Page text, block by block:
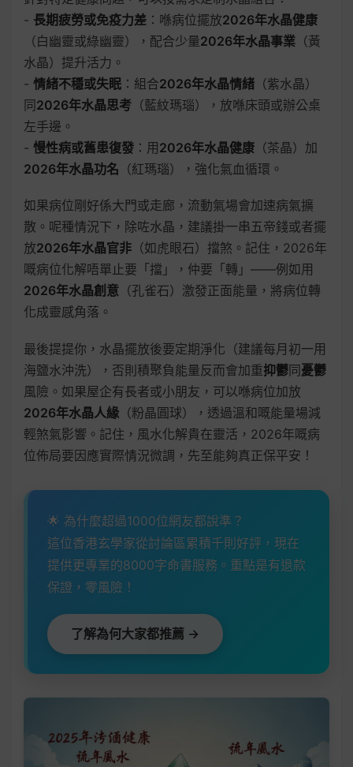
- 長期疲勞或免疫力差 ：喺病位擺放2026年水晶健康
（白幽靈或綠幽靈），配合少量2026年水晶事業 （黃
水晶）提升活力。
- 情緒不穩或失眠 ：組合2026年水晶情緒 （紫水晶）
同2026年水晶思考 （藍紋瑪瑙），放喺床頭或辦公桌
左手邊。
- 慢性病或舊患復發 ：用 2026年水晶健康 （茶晶）加
2026年水晶功名 （紅瑪瑙），強化氣血循環。
如果病位剛好係大門或走廊，流動氣場會加速病氣擴
散。呢種情況下，除咗水晶，建議掛一串五帝錢或者擺
放2026年水晶官非 （如虎眼石）擋煞。記住，2026年
嘅病位化解唔單止要「擋」，仲要「轉」——例如用
2026年水晶創意 （孔雀石）激發正面能量，將病位轉
化成靈感角落。
最後提提你，水晶擺放後要定期淨化（建議每月初一用
海鹽水沖洗），否則積聚負能量反而會加重抑鬱同憂鬱
風險。如果屋企有長者或小朋友，可以喺病位加放
2026年水晶人緣 （粉晶圓球），透過溫和嘅能量場減
輕煞氣影響。記住，風水化解貴在靈活，2026年嘅病
位佈局要因應實際情況微調，先至能夠真正保平安！
🌟 為什麼超過1000位網友都說準？
這位香港玄學家從討論區累積千則好評，現在
提供更專業的8000字命書服務。重點是有退款
保證，零風險！
了解為何大家都推薦 →